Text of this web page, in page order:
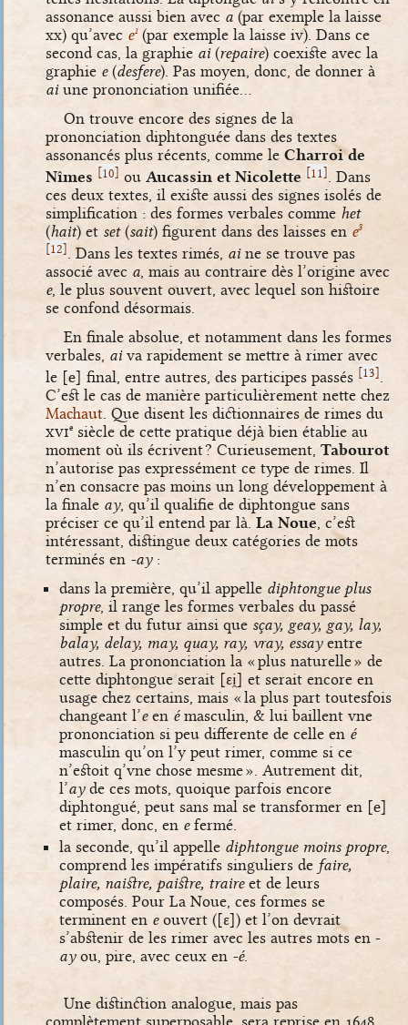
assonance aussi bien avec a (par exemple la laisse
xx) qu’avec e1 (par exemple la laisse iv). Dans ce
second cas, la graphie ai(repaire) coexiste avec la
graphie e(desfere). Pas moyen, donc, de donner à
aiune prononciation unifiée…
On trouve encore des signes de la
prononciation diphtonguée dans des textes
assonancés plus récents, comme le Charroi de
Nîmes [10] ou Aucassin et Nicolette [11]. Dans
ces deux textes, il existe aussi des signes isolés de
simplification : des formes verbales comme het
(hait) et set(sait) figurent dans des laisses en e3
[12]. Dans les textes rimés, aine se trouve pas
associé avec a, mais au contraire dès l’origine avec
e, le plus souvent ouvert, avec lequel son histoire
se confond désormais.
En finale absolue, et notamment dans les formes
verbales, aiva rapidement se mettre à rimer avec
le [e] final, entre autres, des participes passés [13]
C’est le cas de manière particulièrement nette chez
Machaut . Que disent les dictionnaires de rimes du
xvie siècle de cette pratique déjà bien établie au
moment où ils écrivent ? Curieusement, Tabourot
n’autorise pas expressément ce type de rimes. Il
n’en consacre pas moins un long développement à
la finale ay, qu’il qualifie de diphtongue sans
préciser ce qu’il entend par là. La Noue , c’est
intéressant, distingue deux catégories de mots
terminés en -ay:
dans la première, qu’il appelle diphtongue plus
propre, il range les formes verbales du passé
simple et du futur ainsi que sçay, geay, gay, lay,
balay, delay, may, quay, ray, vray, essayentre
autres. La prononciation la « plus naturelle » de
cette diphtongue serait [ɛi̯] et serait encore en
usage chez certains, mais « la plus part toutesfois
changeant l’een émasculin, & lui baillent vne
prononciation si peu differente de celle en é
masculin qu’on l’y peut rimer, comme si ce
n’estoit q’vne chose mesme ». Autrement dit,
l’ayde ces mots, quoique parfois encore
diphtongué, peut sans mal se transformer en [e]
et rimer, donc, en efermé.
la seconde, qu’il appelle diphtongue moins propre,
comprend les impératifs singuliers de faire,
plaire, naistre, paistre, traireet de leurs
composés. Pour La Noue, ces formes se
terminent en eouvert ([ɛ]) et l’on devrait
s’abstenir de les rimer avec les autres mots en -
ayou, pire, avec ceux en -é.
Une distinction analogue, mais pas
complètement superposable, sera reprise en 1648